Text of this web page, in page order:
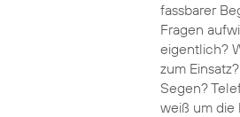
fassbarer
Fragen
eigentlich?
zum
Segen?
weiß um die